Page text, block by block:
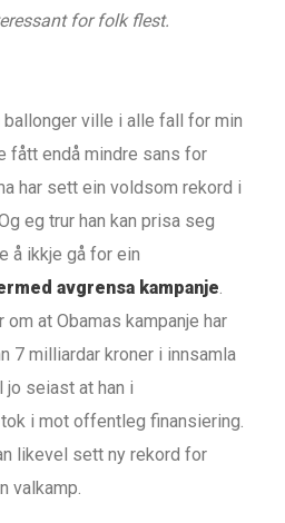
for folk flest.
ville i alle fall for min
fått endå mindre sans for
har sett ein voldsom rekord i
eg trur han kan prisa seg
å ikkje gå for ein
avgrensa kampanje.
om at Obamas kampanje har
7 milliardar kroner i innsamla
seiast at han i
i mot offentleg finansiering.
likevel sett ny rekord for
valkamp.